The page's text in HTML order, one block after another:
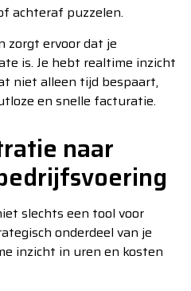
achteraf puzzelen.
zorgt ervoor dat je
is. Je hebt realtime inzicht
niet alleen tijd bespaart,
en snelle facturatie.
naar
slechts een tool voor
onderdeel van je
inzicht in uren en kosten